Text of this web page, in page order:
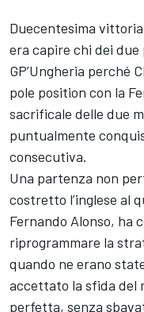
Duecentesima
era capire chi dei
GP’Ungheria perché
pole position con la
sacrificale delle due
puntualmente
consecutiva.
Una partenza non
costretto l’inglese al
Fernando Alonso, ha
riprogrammare la
quando ne erano
accettato la sfida del
perfetta, senza